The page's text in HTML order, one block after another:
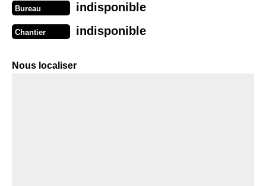
Bureau indisponible
Chantier indisponible
Nous localiser